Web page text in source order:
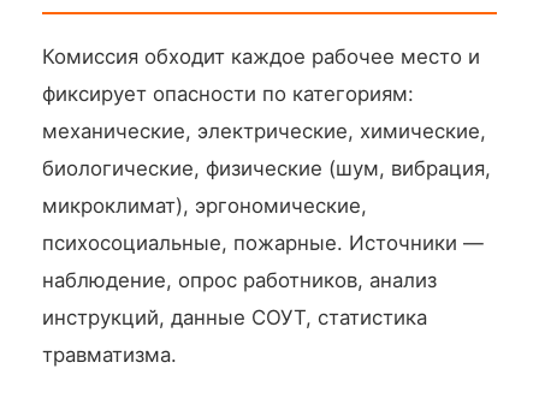
Комиссия обходит каждое рабочее место и
фиксирует опасности по категориям:
механические, электрические, химические,
биологические, физические (шум, вибрация,
микроклимат), эргономические,
психосоциальные, пожарные. Источники —
наблюдение, опрос работников, анализ
инструкций, данные СОУТ, статистика
травматизма.